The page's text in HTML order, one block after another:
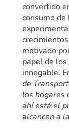
convertido
consumo
motivado
papel de los
innegable.
de
los hogares
ahí está el
alcancen a